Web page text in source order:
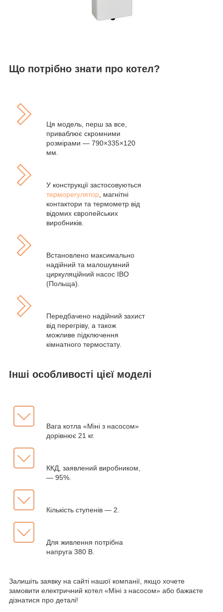
Що потрібно знати про котел?
Ця модель, перш за все,
приваблює скромними
розмірами — 790×335×120
мм.
У конструкції застосовуються
терморегулятор, магнітні
контактори та термометр від
відомих європейських
виробників.
Встановлено максимально
надійний та малошумний
циркуляційний насос IBO
(Польща).
Передбачено надійний захист
від перегріву, а також
можливе підключення
кімнатного термостату.
Інші особливості цієї моделі
Вага котла «Міні з насосом»
дорівнює 21 кг.
ККД, заявлений виробником,
— 95%.
Кількість ступенів — 2.
Для живлення потрібна
напруга 380 В.
Залишіть заявку на сайті нашої компанії, якщо хочете
замовити електричний котел «Міні з насосом» або бажаєте
дізнатися про деталі!